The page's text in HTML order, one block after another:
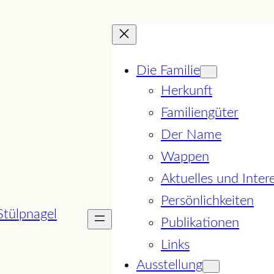
Die Familie
Herkunft
Familiengüter
Der Name
Wappen
Aktuelles und
Persönlichkeiten
Publikationen
Links
Ausstellung